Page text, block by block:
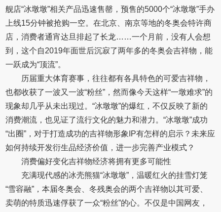
舰店“冰墩墩”相关产品迅速售罄，预售的5000个“冰墩墩”手办
上线15分钟被抢购一空。在北京、南京等地的冬奥会特许商
店，消费者通宵达旦排起了长龙……一个月前，没有人会想
到，这个自2019年面世后沉寂了两年多的冬奥会吉祥物，能
一跃成为“顶流”。
历届重大体育赛事，往往都有各具特色的可爱吉祥物，
也都收获了一波又一波“粉丝”，然而像今天这样“一墩难求”的
现象却几乎从未出现过。“冰墩墩”的爆红，不仅反映了新的
消费潮流，也见证了流行文化的魅力和潜力。“冰墩墩”成功
“出圈”，对于打造成功的吉祥物形象IP有怎样的启示？未来应
如何持续开发衍生品经济价值，进一步完善产业模式？
消费偏好变化吉祥物经济将拥有更多可能性
充满现代感的冰壳熊猫“冰墩墩”，温暖红火的挂雪灯笼
“雪容融”，本届冬奥会、冬残奥会的两个吉祥物以其可爱、
卖萌的特质迅速俘获了一众“粉丝”的心。不仅是中国网友，